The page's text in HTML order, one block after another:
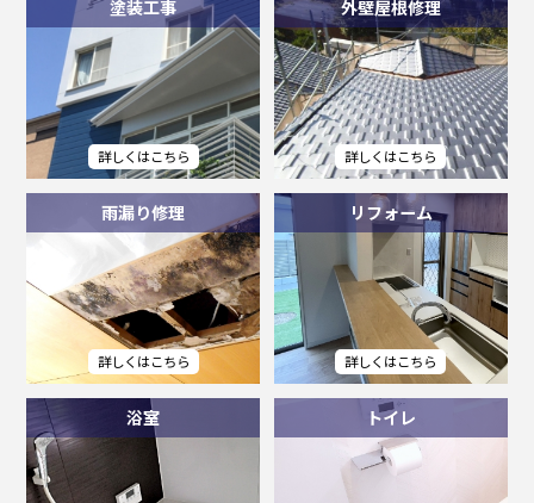
塗装工事 外壁屋根修理
雨漏り修理 リフォーム
浴室 トイレ